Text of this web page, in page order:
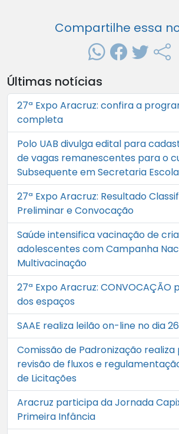
Compartilhe essa
Últimas notícias
27ª Expo Aracruz: confira a
completa
Polo UAB divulga edital para
de vagas remanescentes para o
Subsequente em Secretaria
27ª Expo Aracruz: Resultado
Preliminar e Convocação
Saúde intensifica vacinação de
adolescentes com Campanha
Multivacinação
27ª Expo Aracruz: CONVOCAÇÃO
dos espaços
SAAE realiza leilão on-line no dia
Comissão de Padronização
revisão de fluxos e
de Licitações
Aracruz participa da Jornada
Primeira Infância